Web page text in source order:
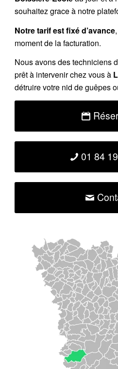
souhaitez grace à notre
Notre tarif est fixé d’avance
moment de la facturation.
Nous avons des techniciens
prêt à intervenir chez vous à
détruire votre nid de guêpes
01 84